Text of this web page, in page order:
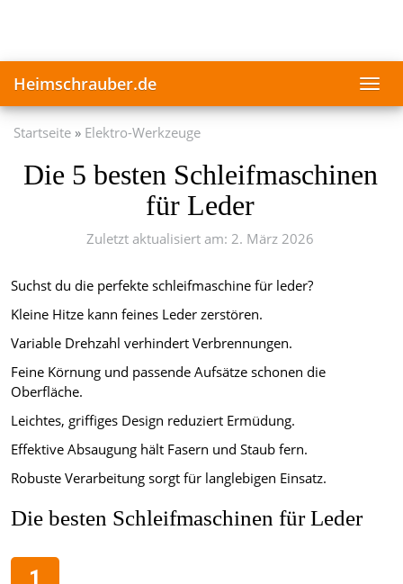
Heimschrauber.de
Startseite Elektro-Werkzeuge
Die 5 besten Schleifmaschinen
für Leder
Zuletzt aktualisiert am: 2. März 2026
Suchst du die perfekte schleifmaschine für leder?
Kleine Hitze kann feines Leder zerstören.
Variable Drehzahl verhindert Verbrennungen.
Feine Körnung und passende Aufsätze schonen die
Oberfläche.
Leichtes, griffiges Design reduziert Ermüdung.
Effektive Absaugung hält Fasern und Staub fern.
Robuste Verarbeitung sorgt für langlebigen Einsatz.
Die besten Schleifmaschinen für Leder